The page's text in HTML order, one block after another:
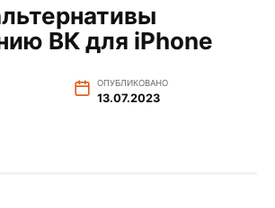
ВК для iPhone
ОПУБЛИКОВАНО
13.07.2023